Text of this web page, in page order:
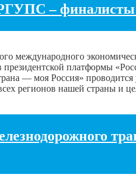
– финалисты
международного
платформы
— моя Россия»
регионов нашей страны и